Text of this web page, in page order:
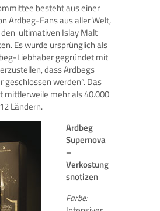
besteht aus einer
Ardbeg-Fans aus aller Welt,
‚ultimativen Islay Malt
Es wurde ursprünglich als
Liebhaber gegründet mit
dass Ardbegs
geschlossen werden“. Das
mittlerweile mehr als 40.000
Ländern.
Ardbeg
Supernova
–
Verkostung
snotizen
Farbe: